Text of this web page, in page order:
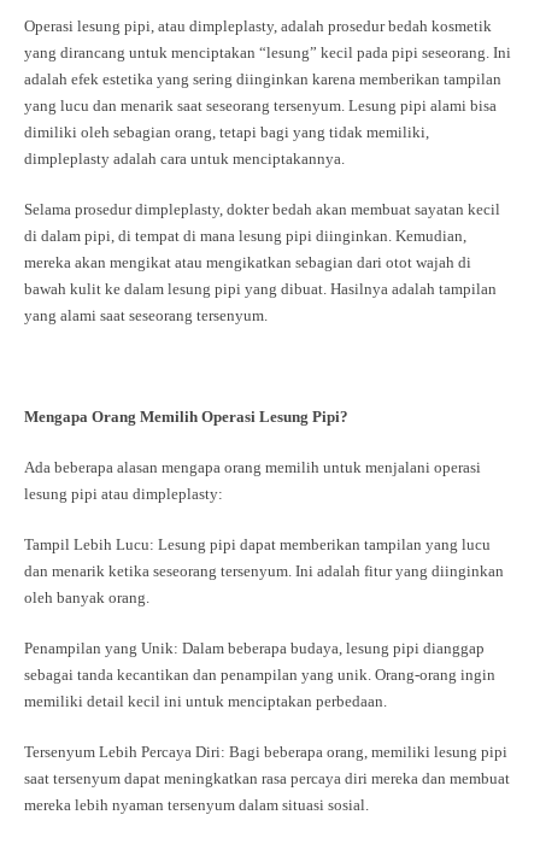
Operasi lesung pipi, atau dimpleplasty, adalah prosedur bedah kosmetik
yang dirancang untuk menciptakan “lesung” kecil pada pipi seseorang. Ini
adalah efek estetika yang sering diinginkan karena memberikan tampilan
yang lucu dan menarik saat seseorang tersenyum. Lesung pipi alami bisa
dimiliki oleh sebagian orang, tetapi bagi yang tidak memiliki,
dimpleplasty adalah cara untuk menciptakannya.
Selama prosedur dimpleplasty, dokter bedah akan membuat sayatan kecil
di dalam pipi, di tempat di mana lesung pipi diinginkan. Kemudian,
mereka akan mengikat atau mengikatkan sebagian dari otot wajah di
bawah kulit ke dalam lesung pipi yang dibuat. Hasilnya adalah tampilan
yang alami saat seseorang tersenyum.
Mengapa Orang Memilih Operasi Lesung Pipi?
Ada beberapa alasan mengapa orang memilih untuk menjalani operasi
lesung pipi atau dimpleplasty:
Tampil Lebih Lucu: Lesung pipi dapat memberikan tampilan yang lucu
dan menarik ketika seseorang tersenyum. Ini adalah fitur yang diinginkan
oleh banyak orang.
Penampilan yang Unik: Dalam beberapa budaya, lesung pipi dianggap
sebagai tanda kecantikan dan penampilan yang unik. Orang-orang ingin
memiliki detail kecil ini untuk menciptakan perbedaan.
Tersenyum Lebih Percaya Diri: Bagi beberapa orang, memiliki lesung pipi
saat tersenyum dapat meningkatkan rasa percaya diri mereka dan membuat
mereka lebih nyaman tersenyum dalam situasi sosial.